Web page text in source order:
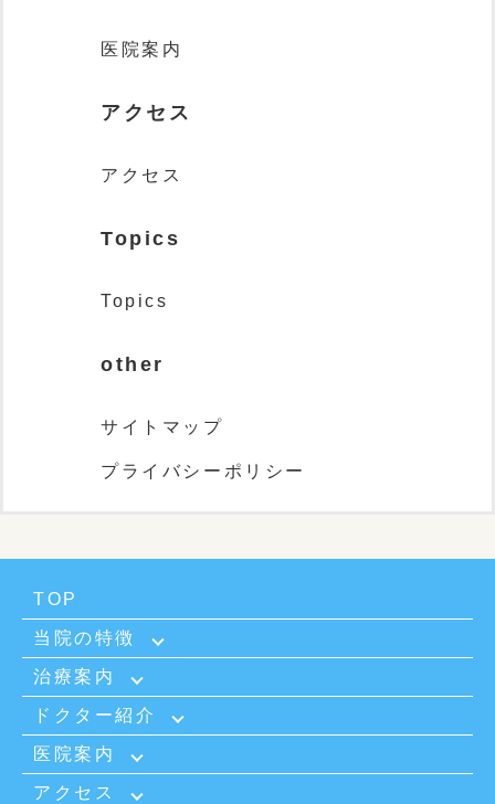
医院案内
アクセス
アクセス
Topics
Topics
other
サイトマップ
プライバシーポリシー
TOP
当院の特徴
治療案内
ドクター紹介
医院案内
アクセス